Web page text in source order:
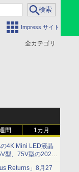
Impress サイト
全カテゴリ
間 1カ月
の4K Mini LED液晶
型、75V型の2026
Returns」8月27